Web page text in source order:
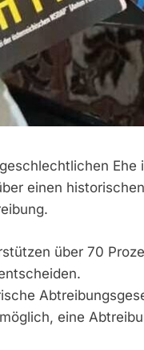
Ehe
einen
über 70
eine